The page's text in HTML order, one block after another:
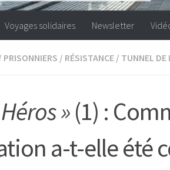
Voyages solidaires Newsletter
PRISONNIERS / RÉSISTANCE / TUNNEL DE
»(1) :
a-t-elle été